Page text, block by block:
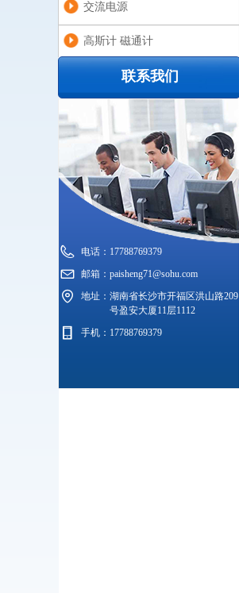
联系我们
电话： 17788769379
邮箱： paisheng71@sohu.com
地址： 湖南省长沙市开福区洪山路209
号盈安大厦11层1112
手机： 17788769379
交流电源
高斯计 磁通计